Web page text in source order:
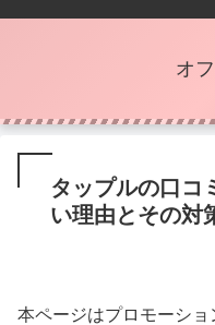
オ
タップルの口コ
い理由とその対
本ページはプロモーショ